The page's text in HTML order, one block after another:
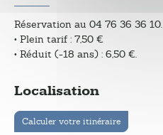
Réservation au 04 76 36 36 10.
• Plein tarif : 7,50 €
• Réduit (-18 ans) : 6,50 €.
Localisation
Calculer votre itinéraire